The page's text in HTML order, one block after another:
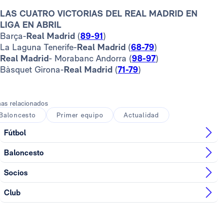
LAS CUATRO VICTORIAS DEL REAL MADRID EN
LIGA EN ABRIL
Barça-Real Madrid (89-91)
La Laguna Tenerife-Real Madrid (68-79)
Real Madrid- Morabanc Andorra (98-97)
Bàsquet Girona-Real Madrid (71-79)
relacionados
Primer equipo Actualidad
Fútbol
Baloncesto
Socios
Club